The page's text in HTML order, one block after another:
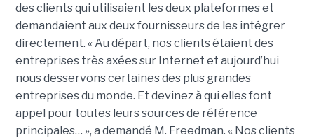
des clients qui utilisaient les deux plateformes et
demandaient aux deux fournisseurs de les intégrer
directement. « Au départ, nos clients étaient des
entreprises très axées sur Internet et aujourd’hui
nous desservons certaines des plus grandes
entreprises du monde. Et devinez à qui elles font
appel pour toutes leurs sources de référence
principales… », a demandé M. Freedman. « Nos clients